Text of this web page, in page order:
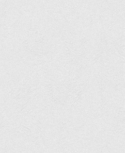
економічний інститут